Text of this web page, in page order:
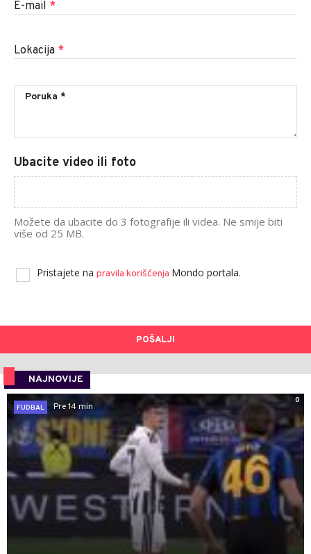
E-mail *
Lokacija *
Ubacite video ili foto
Možete da ubacite do 3 fotografije ili videa. Ne smije biti
više od 25 MB.
Pristajete na pravila korišćenja Mondo portala.
POŠALJI
NAJNOVIJE
0
FUDBAL
Pre 14 min